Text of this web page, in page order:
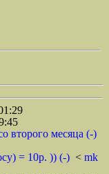
второго месяца (-)
= 10р. )) (-) < mk